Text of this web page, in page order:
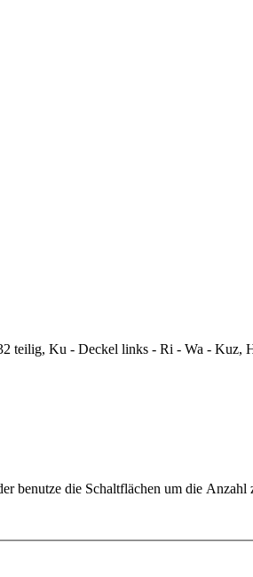
benutze die Schaltflächen um die Anzahl